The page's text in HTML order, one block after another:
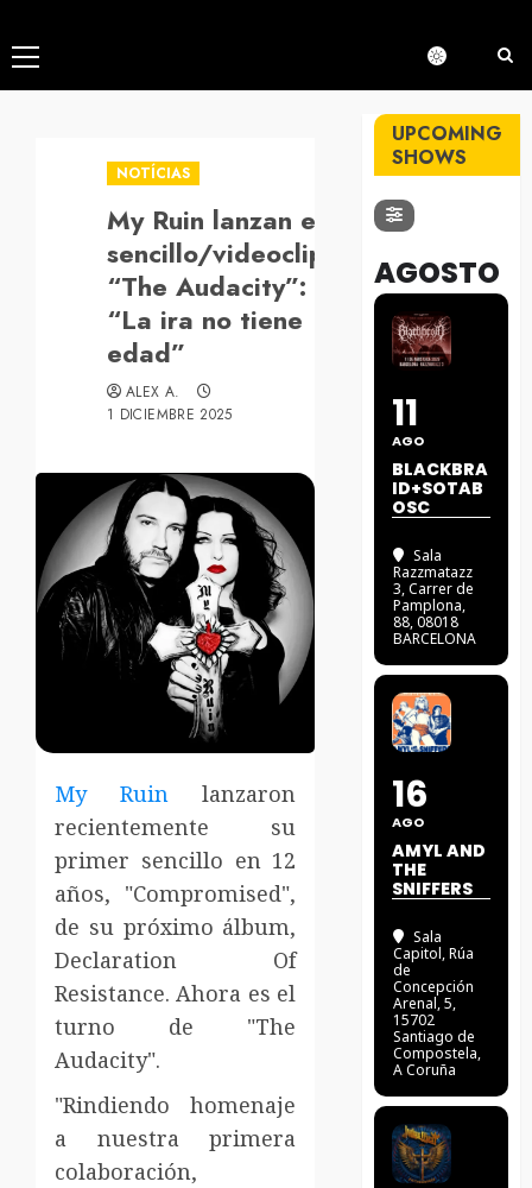
Menú
principal
NOTÍCIAS
My Ruin lanzan el
sencillo/videoclip
“The Audacity”:
“La ira no tiene
edad”
ALEX A.
1 DICIEMBRE 2025
My Ruin lanzaron
recientemente su
primer sencillo en 12
años, "Compromised",
de su próximo álbum,
Declaration Of
Resistance. Ahora es el
turno de "The
Audacity".
"Rindiendo homenaje
a nuestra primera
colaboración,
UPCOMING
SHOWS
AGOSTO
11
AGO
BLACKBRA
ID+SOTAB
OSC
Sala
Razzmatazz
3, Carrer de
Pamplona,
88, 08018
BARCELONA
16
AGO
AMYL AND
THE
SNIFFERS
Sala
Capitol, Rúa
de
Concepción
Arenal, 5,
15702
Santiago de
Compostela,
A Coruña